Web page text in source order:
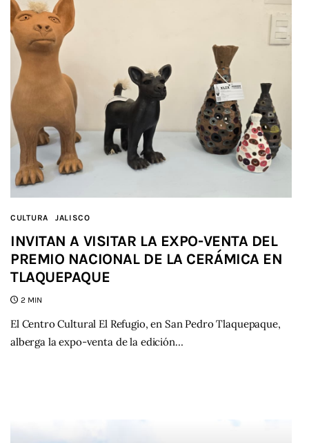
CULTURA JALISCO
INVITAN A VISITAR LA EXPO-VENTA DEL
PREMIO NACIONAL DE LA CERÁMICA EN
TLAQUEPAQUE
2 MIN
El Centro Cultural El Refugio, en San Pedro Tlaquepaque,
alberga la expo-venta de la edición…